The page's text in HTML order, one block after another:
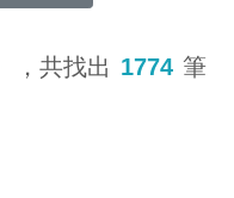
，共找出 1774 筆